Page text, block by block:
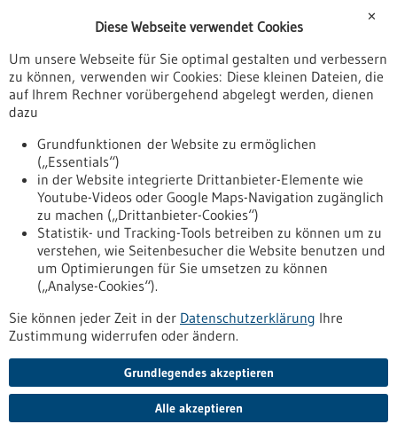
Veranstaltungen
Erscheinungsdatum
Nach oben
Informiert bleiben
Newsletter abonnieren
✕
Diese Webseite verwendet Cookies
Um unsere Webseite für Sie optimal gestalten und verbessern
zu können, verwenden wir Cookies: Diese kleinen Dateien, die
auf Ihrem Rechner vorübergehend abgelegt werden, dienen
dazu
Grundfunktionen der Website zu ermöglichen
(„Essentials“)
in der Website integrierte Drittanbieter-Elemente wie
Youtube-Videos oder Google Maps-Navigation zugänglich
zu machen („Drittanbieter-Cookies“)
Statistik- und Tracking-Tools betreiben zu können um zu
verstehen, wie Seitenbesucher die Website benutzen und
um Optimierungen für Sie umsetzen zu können
(„Analyse-Cookies“).
Sie können jeder Zeit in der Datenschutzerklärung Ihre
Zustimmung widerrufen oder ändern.
Grundlegendes akzeptieren
Alle akzeptieren